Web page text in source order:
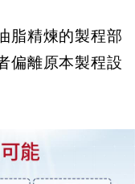
脂精煉的製程部
偏離原本製程設